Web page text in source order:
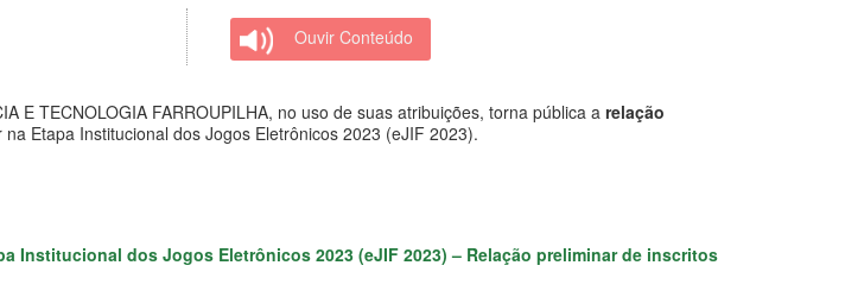
Ouvir Conteúdo
E TECNOLOGIA FARROUPILHA, no uso de suas atribuições, torna pública a relação
Etapa Institucional dos Jogos Eletrônicos 2023 (eJIF 2023).
Institucional dos Jogos Eletrônicos 2023 (eJIF 2023) – Relação preliminar de inscritos